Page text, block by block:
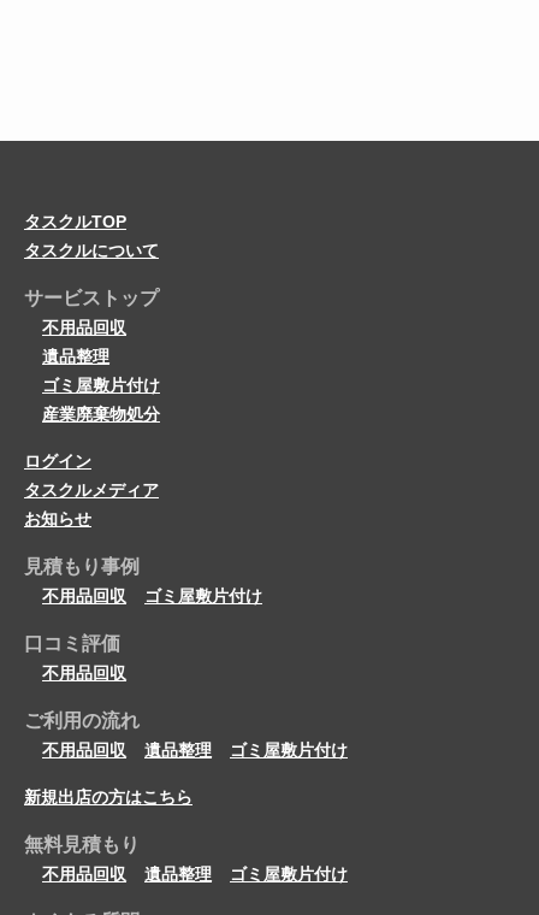
タスクルTOP
タスクルについて
サービストップ
不用品回収
遺品整理
ゴミ屋敷片付け
産業廃棄物処分
ログイン
タスクルメディア
お知らせ
見積もり事例
不用品回収 ゴミ屋敷片付け
口コミ評価
不用品回収
ご利用の流れ
不用品回収 遺品整理 ゴミ屋敷片付け
新規出店の方はこちら
無料見積もり
不用品回収 遺品整理 ゴミ屋敷片付け